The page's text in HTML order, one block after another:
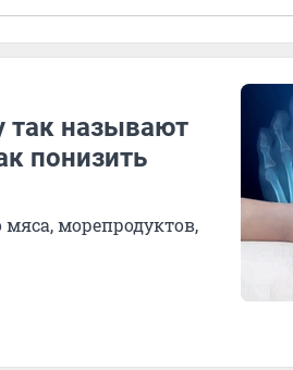
так называют
понизить
мяса, морепродуктов,